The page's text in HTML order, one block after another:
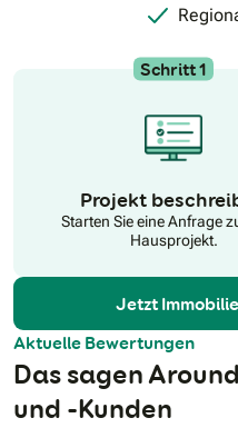
Schritt 1
Projekt
Starten Sie eine Anfrage
Hausprojekt.
Jetzt
Aktuelle Bewertungen
Das sagen
und -Kunden